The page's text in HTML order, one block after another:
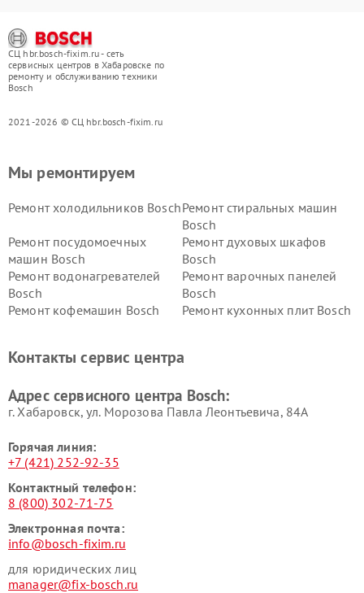
СЦ hbr.bosch-fixim.ru - сеть
сервисных центров в Хабаровске по
ремонту и обслуживанию техники
Bosch
2021-2026 © СЦ hbr.bosch-fixim.ru
Мы ремонтируем
Ремонт холодильников BoschРемонт стиральных машин
Bosch
Ремонт посудомоечных
машин Bosch
Ремонт духовых шкафов
Bosch
Ремонт водонагревателей
Bosch
Ремонт варочных панелей
Bosch
Ремонт кофемашин Bosch
Ремонт кухонных плит Bosch
Ремонт сушильных автоматовРемонт морозильных камер
Контакты сервис центра
Адрес сервисного центра Bosch:
г. Хабаровск, ул. Морозова Павла Леонтьевича, 84А
Горячая линия:
+7 (421) 252-92-35
Контактный телефон:
8 (800) 302-71-75
Электронная почта:
info@bosch-fixim.ru
для юридических лиц
manager@fix-bosch.ru